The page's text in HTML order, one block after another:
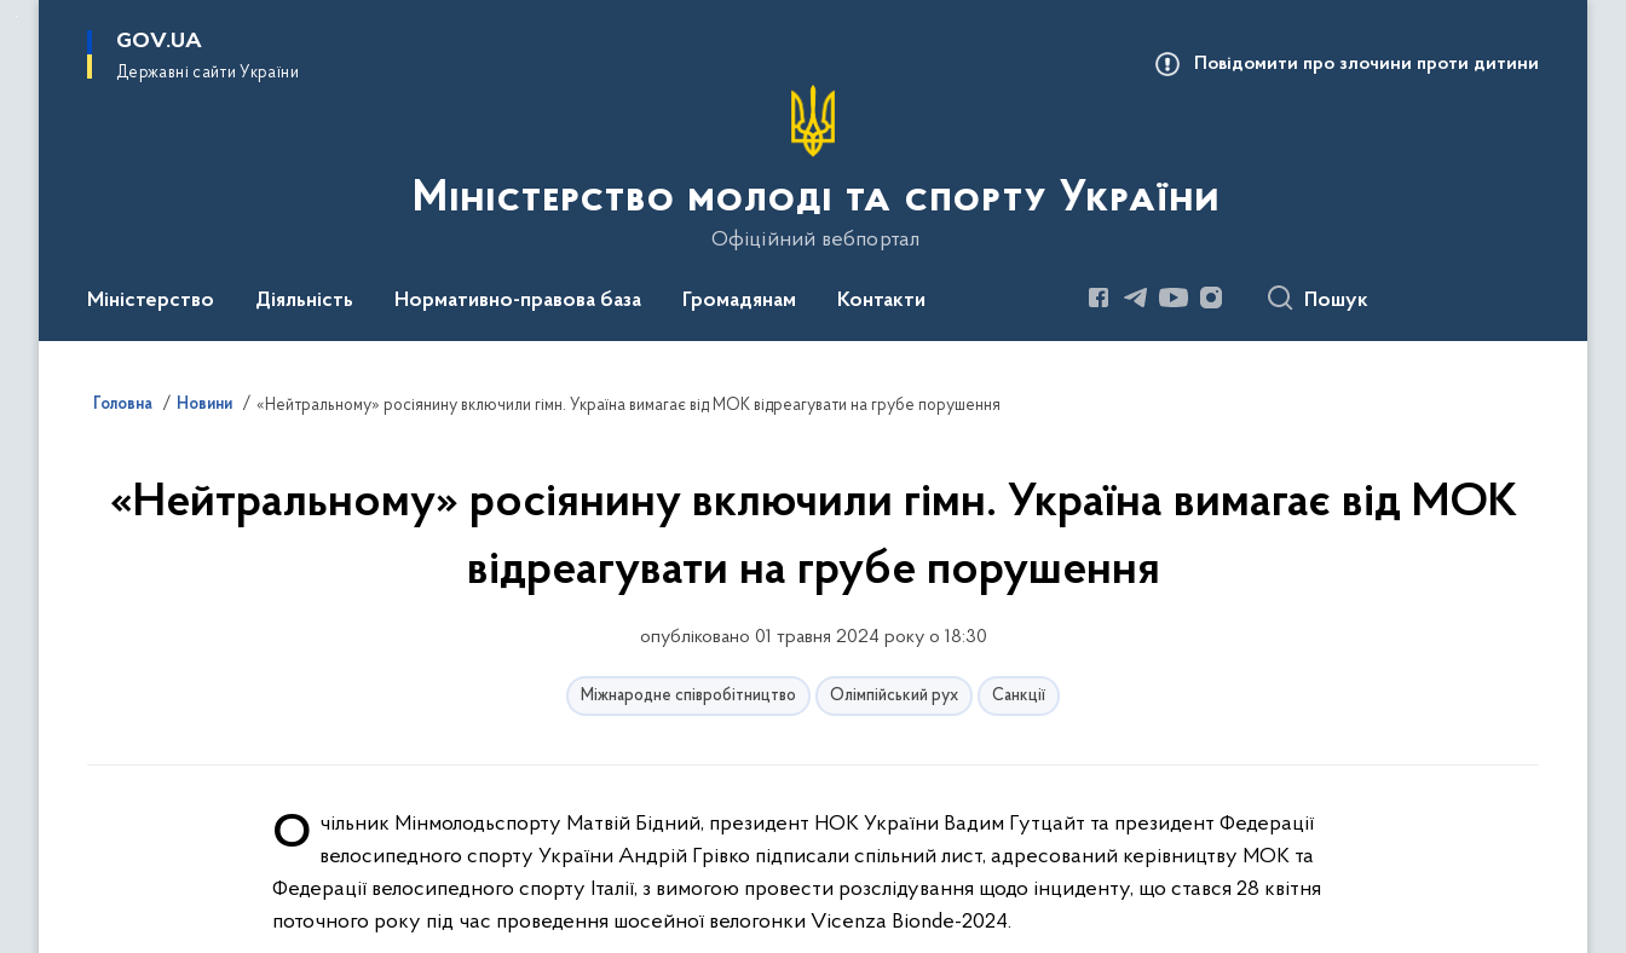
основного
GOV.UA
Державні сайти України Повідомити про злочини проти дитини
Міністерство молоді та спорту України
Офіційний вебпортал
Міністерство Діяльність Нормативно-правова база Громадянам Контакти Пошук
Головна Новини «Нейтральному» росіянину включили гімн. Україна вимагає від МОК відреагувати на грубе порушення
«Нейтральному» росіянину включили гімн. Україна вимагає від МОК
відреагувати на грубе порушення
опубліковано 01 травня 2024 року о 18:30
Міжнародне співробітництво Олімпійський рух Санкції
Очільник Мінмолодьспорту Матвій Бідний, президент НОК України Вадим Гутцайт та президент Федерації велосипедного спорту України Андрій Грівко підписали спільний лист, адресований керівництву МОК та
Федерації велосипедного спорту Італії, з вимогою провести розслідування щодо інциденту, що стався 28 квітня
поточного року під час проведення шосейної велогонки Vicenza Bionde-2024.